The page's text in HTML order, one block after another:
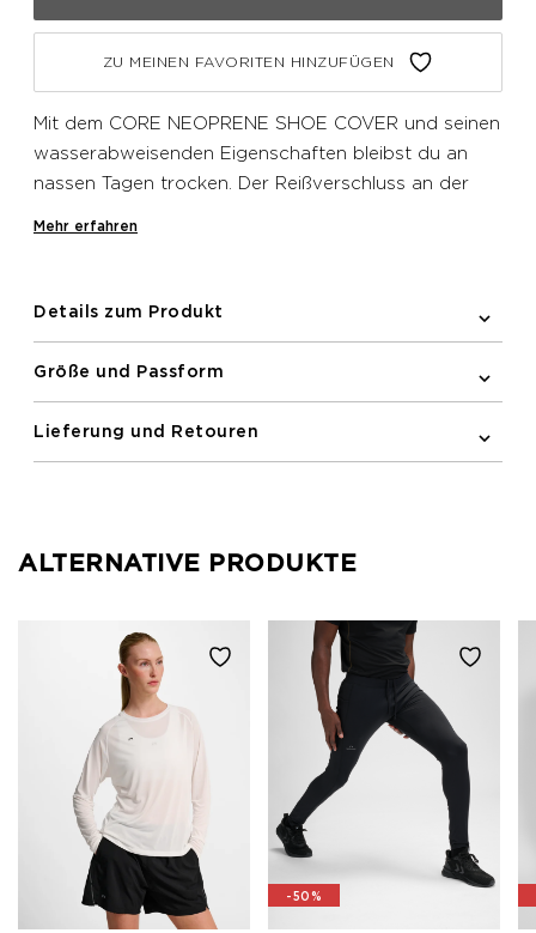
ZU MEINEN FAVORITEN HINZUFÜGEN
Mit dem CORE NEOPRENE SHOE COVER und seinen
wasserabweisenden Eigenschaften bleibst du an
nassen Tagen trocken. Der Reißverschluss an der
Klettverschluss für einen sicheren Halt während der
Aufdruck und ein Logo für erhöhte Sichtbarkeit bei
Mehr erfahren
Details zum Produkt
Größe und Passform
Lieferung und Retouren
ALTERNATIVE PRODUKTE
-50%